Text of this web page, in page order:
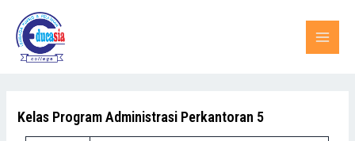
konten
Kelas Program Administrasi Perkantoran 5